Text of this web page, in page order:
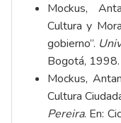
Mockus,
Cultura y
gobierno”.
Bogotá, 1998.
Mockus,
Cultura
Pereira. En: